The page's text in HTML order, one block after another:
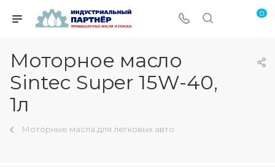
0
Моторное масло
Sintec Super 15W-40,
1л
Моторные масла для легковых авто